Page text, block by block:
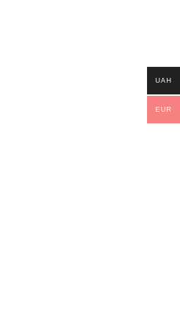
UAH
EUR